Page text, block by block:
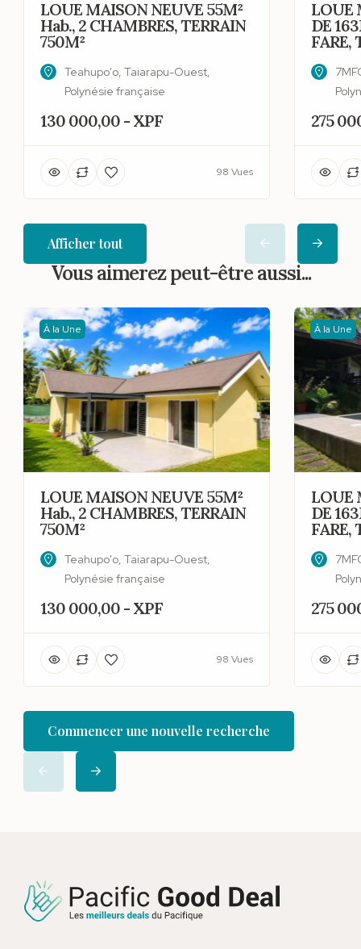
LOUE MAISON NEUVE 55M²
Hab., 2 CHAMBRES, TERRAIN
750M²
Teahupo'o, Taiarapu-Ouest,
Polynésie française
130 000,00 - XPF
98 Vues
LOUE
DE
FARE,
275
Afficher tout
Vous aimerez peut-être aussi...
À la Une
LOUE MAISON NEUVE 55M²
Hab., 2 CHAMBRES, TERRAIN
750M²
Teahupo'o, Taiarapu-Ouest,
Polynésie française
130 000,00 - XPF
98 Vues
À la Une
LOUE
DE
FARE,
275
Commencer une nouvelle recherche